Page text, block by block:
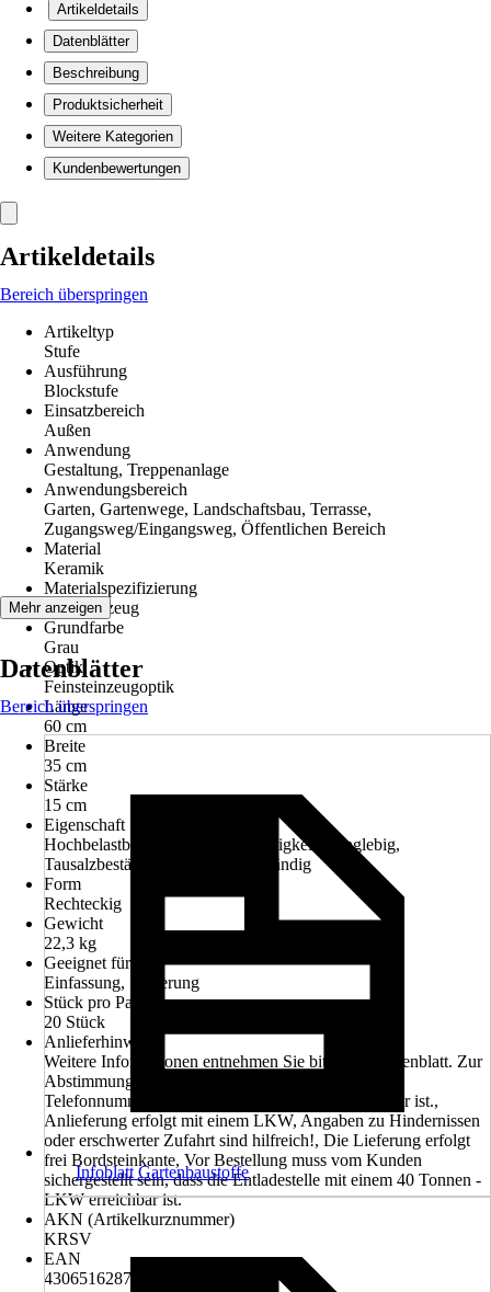
Artikeldetails
Datenblätter
Beschreibung
Produktsicherheit
Weitere Kategorien
Kundenbewertungen
Artikeldetails
Bereich überspringen
Artikeltyp
Stufe
Ausführung
Blockstufe
Einsatzbereich
Außen
Anwendung
Gestaltung, Treppenanlage
Anwendungsbereich
Garten, Gartenwege, Landschaftsbau, Terrasse,
Zugangsweg/Eingangsweg, Öffentlichen Bereich
Material
Keramik
Materialspezifizierung
Feinsteinzeug
Grundfarbe
Grau
Optik
Feinsteinzeugoptik
Länge
60 cm
Breite
35 cm
Stärke
15 cm
Eigenschaft
Hochbelastbar, Hohe Farbbeständigkeit, Langlebig,
Tausalzbeständig, Witterungsbeständig
Form
Rechteckig
Gewicht
22,3 kg
Geeignet für
Einfassung, Sanierung
Stück pro Palette
20 Stück
Anlieferhinweis
Weitere Informationen entnehmen Sie bitte dem Datenblatt. Zur
Abstimmung des Liefertermines bitte Handy- oder
Telefonnummer angeben, welche tagsüber erreichbar ist.,
Anlieferung erfolgt mit einem LKW, Angaben zu Hindernissen
oder erschwerter Zufahrt sind hilfreich!, Die Lieferung erfolgt
frei Bordsteinkante, Vor Bestellung muss vom Kunden
sichergestellt sein, dass die Entladestelle mit einem 40 Tonnen -
LKW erreichbar ist.
AKN (Artikelkurznummer)
KRSV
EAN
4306516287826
Mehr anzeigen
Datenblätter
Bereich überspringen
Infoblatt Gartenbaustoffe